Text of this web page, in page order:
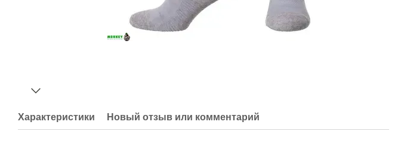
Характеристики Новый отзыв или комментарий